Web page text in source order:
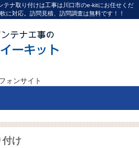
ナ取り付けは工事は川口市のe-kitにお任せくだ
に対応。訪問見積、訪問調査は無料です！！
ォンサイト
付け